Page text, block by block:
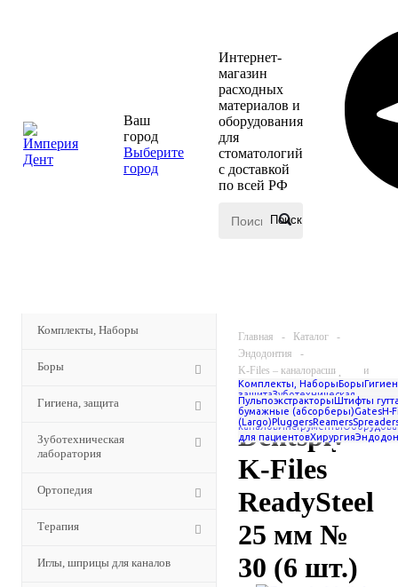
Ваш
город
Выберите
город
Интернет-
магазин
расходных
материалов и
оборудования
для
стоматологий
с доставкой
по всей РФ
Комплекты, Наборы
Боры
Гигиена, защита
Зуботехническая
лаборатория
Ортопедия
Терапия
Иглы, шприцы для каналов
Главная - Каталог
-
Эндодонтия
Комплекты, НаборыБоры
защитаЗуботехническая
лабораторияОртопедияТерапия
для
каналовИнструменты
для пациентовХирургия
-
K-Files – каналорасширители
ПульпоэкстракторыШтифты
бумажные (абсорберы)GatesH-
(Largo)PluggersReamers
-
Dentsply K-Files
ReadySteel 25 мм № 30 (6 шт.)
Dentsply
K-Files
ReadySteel
25 мм №
30 (6 шт.)